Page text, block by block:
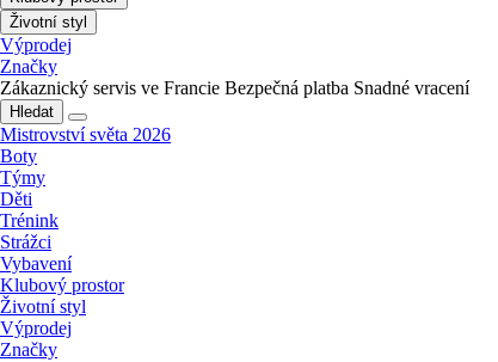
Životní styl
Výprodej
Značky
Zákaznický servis ve Francie Bezpečná platba Snadné vracení
Hledat
Mistrovství světa 2026
Boty
Týmy
Děti
Trénink
Strážci
Vybavení
Klubový prostor
Životní styl
Výprodej
Značky